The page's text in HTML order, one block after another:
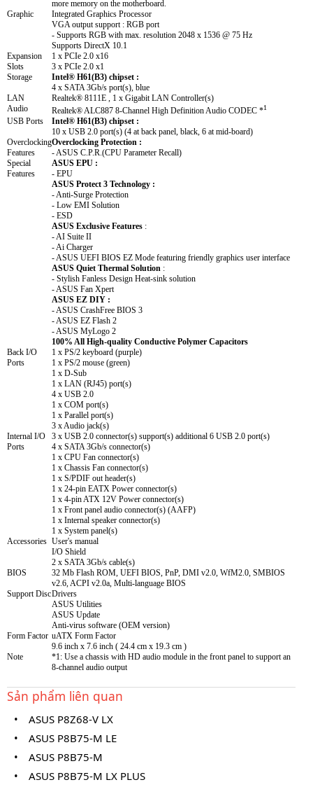
more memory on the motherboard.
Graphic
Integrated Graphics Processor
VGA output support : RGB port
- Supports RGB with max. resolution 2048 x 1536 @ 75 Hz
Supports DirectX 10.1
Expansion
Slots
1 x PCIe 2.0 x16
3 x PCIe 2.0 x1
Storage
Intel® H61(B3) chipset :
4 x SATA 3Gb/s port(s), blue
LAN
Realtek® 8111E , 1 x Gigabit LAN Controller(s)
Audio
Realtek® ALC887 8-Channel High Definition Audio CODEC *1
USB Ports
Intel® H61(B3) chipset :
10 x USB 2.0 port(s) (4 at back panel, black, 6 at mid-board)
Overclocking
Features
Overclocking Protection :
- ASUS C.P.R.(CPU Parameter Recall)
Special
Features
ASUS EPU :
- EPU
ASUS Protect 3 Technology :
- Anti-Surge Protection
- Low EMI Solution
- ESD
ASUS Exclusive Features :
- AI Suite II
- Ai Charger
- ASUS UEFI BIOS EZ Mode featuring friendly graphics user interface
ASUS Quiet Thermal Solution :
- Stylish Fanless Design Heat-sink solution
- ASUS Fan Xpert
ASUS EZ DIY :
- ASUS CrashFree BIOS 3
- ASUS EZ Flash 2
- ASUS MyLogo 2
100% All High-quality Conductive Polymer Capacitors
Back I/O
Ports
1 x PS/2 keyboard (purple)
1 x PS/2 mouse (green)
1 x D-Sub
1 x LAN (RJ45) port(s)
4 x USB 2.0
1 x COM port(s)
1 x Parallel port(s)
3 x Audio jack(s)
Internal I/O
Ports
3 x USB 2.0 connector(s) support(s) additional 6 USB 2.0 port(s)
4 x SATA 3Gb/s connector(s)
1 x CPU Fan connector(s)
1 x Chassis Fan connector(s)
1 x S/PDIF out header(s)
1 x 24-pin EATX Power connector(s)
1 x 4-pin ATX 12V Power connector(s)
1 x Front panel audio connector(s) (AAFP)
1 x Internal speaker connector(s)
1 x System panel(s)
Accessories User's manual
I/O Shield
2 x SATA 3Gb/s cable(s)
BIOS
32 Mb Flash ROM, UEFI BIOS, PnP, DMI v2.0, WfM2.0, SMBIOS
v2.6, ACPI v2.0a, Multi-language BIOS
Support DiscDrivers
ASUS Utilities
ASUS Update
Anti-virus software (OEM version)
Form Factor uATX Form Factor
9.6 inch x 7.6 inch ( 24.4 cm x 19.3 cm )
Note
*1: Use a chassis with HD audio module in the front panel to support an
8-channel audio output
Sản phẩm liên quan
•
ASUS P8Z68-V LX
•
ASUS P8B75-M LE
•
ASUS P8B75-M
•
ASUS P8B75-M LX PLUS